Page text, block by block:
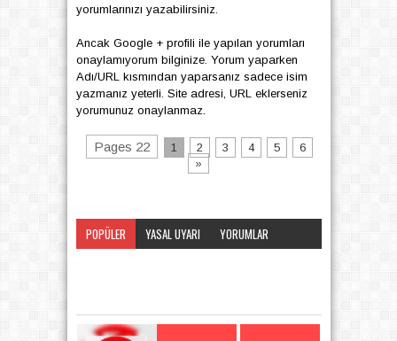
yorumlarınızı yazabilirsiniz.
Ancak Google + profili ile yapılan yorumları
onaylamıyorum bilginize. Yorum yaparken
Adı/URL kısmından yaparsanız sadece isim
yazmanız yeterli. Site adresi, URL eklerseniz
yorumunuz onaylanmaz.
Pages 22 1 2 3 4 5
6
»
POPÜLER YASAL UYARI
YORUMLAR